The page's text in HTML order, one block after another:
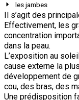
les jambes
Il s’agit des
Effectivement, les
concentration
dans la peau.
L’exposition au
cause externe la
développement de
cou, des bras, des
Une prédisposition